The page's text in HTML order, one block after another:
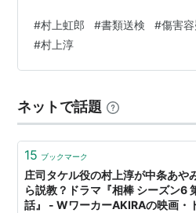
『キューティーハニー』
『69〜sixty nine〜』
『ZOO』
『アリよさらば』
『毎度ゴメンなさぁい』
『TEARS 〜恋のゆくえ〜』
#村上虹郎 #書類送検 #傷害
#村上淳
ネットで話題
15 ブックマーク
庄司タケル役の村上淳が中条あや
ら説教？ドラマ『相棒 シーズン6
話』 - WワーカーAKIRAの映画・